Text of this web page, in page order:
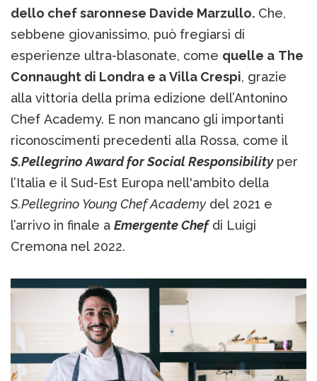
dello chef saronnese Davide Marzullo. Che,
sebbene giovanissimo, può fregiarsi di
esperienze ultra-blasonate, come quelle a The
Connaught di Londra e a Villa Crespi, grazie
alla vittoria della prima edizione dell’Antonino
Chef Academy. E non mancano gli importanti
riconoscimenti precedenti alla Rossa, come il
S.Pellegrino Award for Social Responsibilityper
l’Italia e il Sud-Est Europa nell'ambito della
S.Pellegrino Young Chef Academydel 2021 e
l’arrivo in finale a Emergente Chefdi Luigi
Cremona nel 2022.